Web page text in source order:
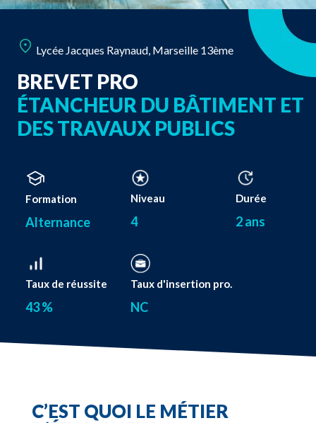
Lycée Jacques Raynaud, Marseille 13ème
BREVET PRO
ÉTANCHEUR DU BÂTIMENT ET
DES TRAVAUX PUBLICS
Formation
Alternance
Niveau
4
Durée
2 ans
Taux de réussite
43 %
Taux d'insertion pro.
NC
C’EST QUOI LE MÉTIER